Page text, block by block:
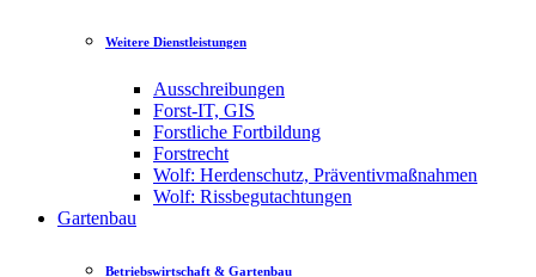
Weitere Dienstleistungen
Ausschreibungen
Forst-IT, GIS
Forstliche Fortbildung
Forstrecht
Wolf: Herdenschutz, Präventivmaßnahmen
Wolf: Rissbegutachtungen
Gartenbau
Betriebswirtschaft & Gartenbau